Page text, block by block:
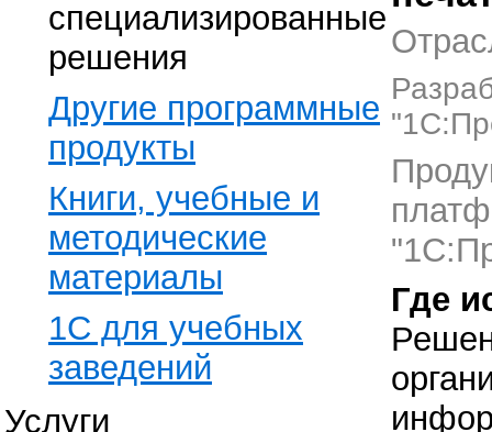
специализированные
решения
Другие программные
продукты
Книги, учебные и
методические
материалы
1С для учебных
заведений
Услуги
Где